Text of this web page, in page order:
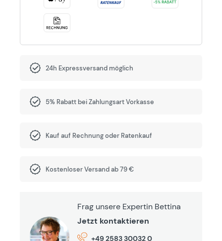
24h Expressversand möglich
5% Rabatt bei Zahlungsart Vorkasse
Kauf auf Rechnung oder Ratenkauf
Kostenloser Versand ab 79 €
Frag unsere Expertin Bettina
Jetzt kontaktieren
+49 2583 30032 0